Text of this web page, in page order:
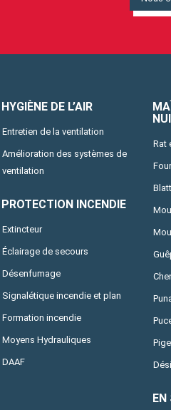
HYGIÈNE DE L’AIR
Entretien de la ventilation
Amélioration des systèmes de
ventilation
PROTECTION INCENDIE
Extincteur
Éclairage de secours
Désenfumage
Signalétique incendie et plan
Formation incendie
Moyens Hydrauliques
DAAF
Rat
EN